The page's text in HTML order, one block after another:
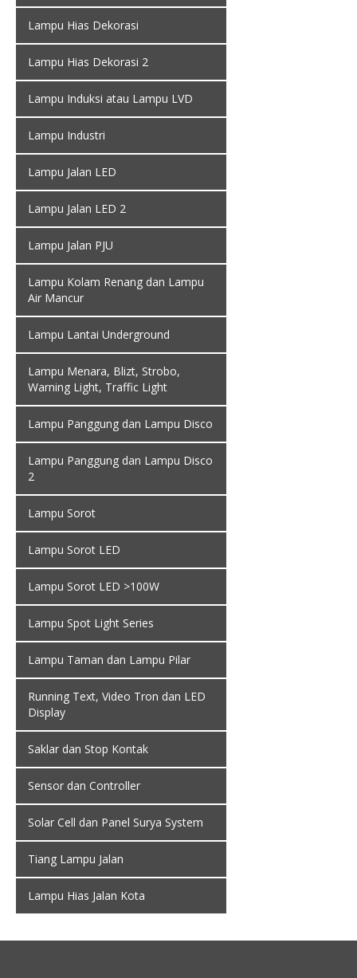
Lampu Hias Dekorasi
Lampu Hias Dekorasi 2
Lampu Induksi atau Lampu LVD
Lampu Industri
Lampu Jalan LED
Lampu Jalan LED 2
Lampu Jalan PJU
Lampu Kolam Renang dan Lampu
Air Mancur
Lampu Lantai Underground
Lampu Menara, Blizt, Strobo,
Warning Light, Traffic Light
Lampu Panggung dan Lampu Disco
Lampu Panggung dan Lampu Disco
2
Lampu Sorot
Lampu Sorot LED
Lampu Sorot LED >100W
Lampu Spot Light Series
Lampu Taman dan Lampu Pilar
Running Text, Video Tron dan LED
Display
Saklar dan Stop Kontak
Sensor dan Controller
Solar Cell dan Panel Surya System
Tiang Lampu Jalan
Lampu Hias Jalan Kota